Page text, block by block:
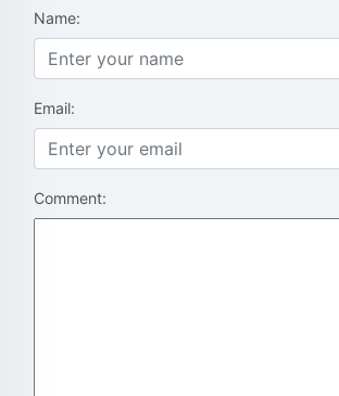
Name:
Email:
Comment: